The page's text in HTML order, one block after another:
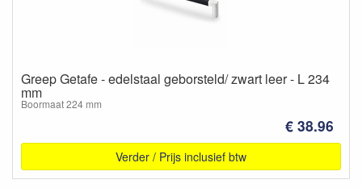
Greep Getafe - edelstaal geborsteld/ zwart leer - L 234
mm
Boormaat 224 mm
€ 38.96
Verder / Prijs inclusief btw